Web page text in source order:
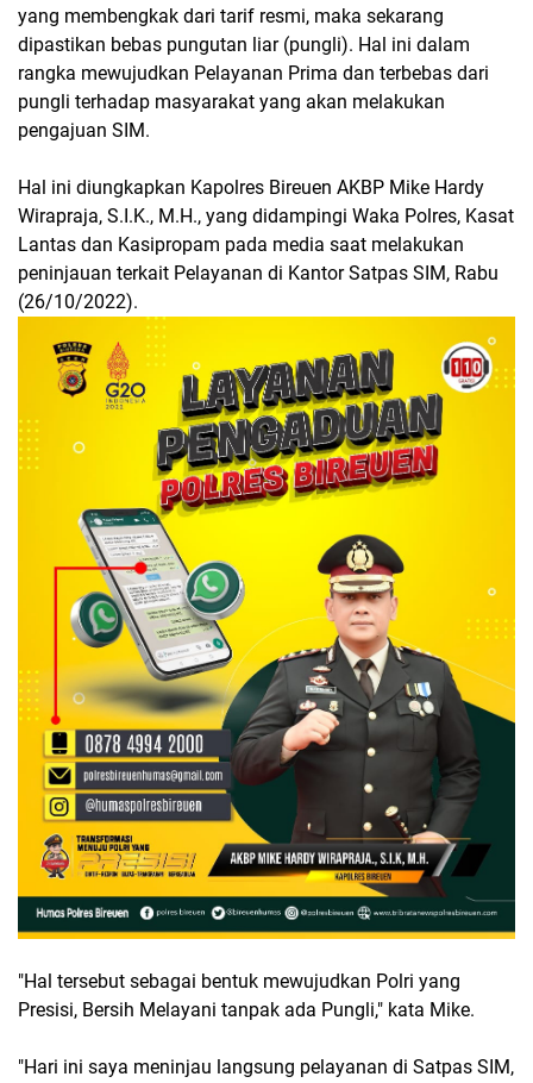
yang membengkak dari tarif resmi, maka sekarang
dipastikan bebas pungutan liar (pungli). Hal ini dalam
rangka mewujudkan Pelayanan Prima dan terbebas dari
pungli terhadap masyarakat yang akan melakukan
pengajuan SIM.
Hal ini diungkapkan Kapolres Bireuen AKBP Mike Hardy
Wirapraja, S.I.K., M.H., yang didampingi Waka Polres, Kasat
Lantas dan Kasipropam pada media saat melakukan
peninjauan terkait Pelayanan di Kantor Satpas SIM, Rabu
(26/10/2022).
"Hal tersebut sebagai bentuk mewujudkan Polri yang
Presisi, Bersih Melayani tanpak ada Pungli," kata Mike.
"Hari ini saya meninjau langsung pelayanan di Satpas SIM,